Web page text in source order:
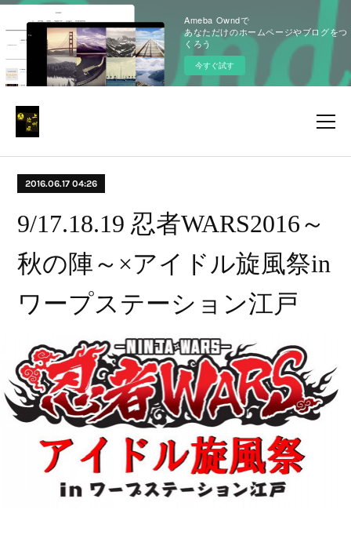
Ameba Owndで
あなただけのホームページやブログをつ
くろう
今すぐ試す
2016.06.17 04:26
9/17.18.19 忍者WARS2016～
秋の陣～×アイドル旋風祭in
ワープステーション江戸